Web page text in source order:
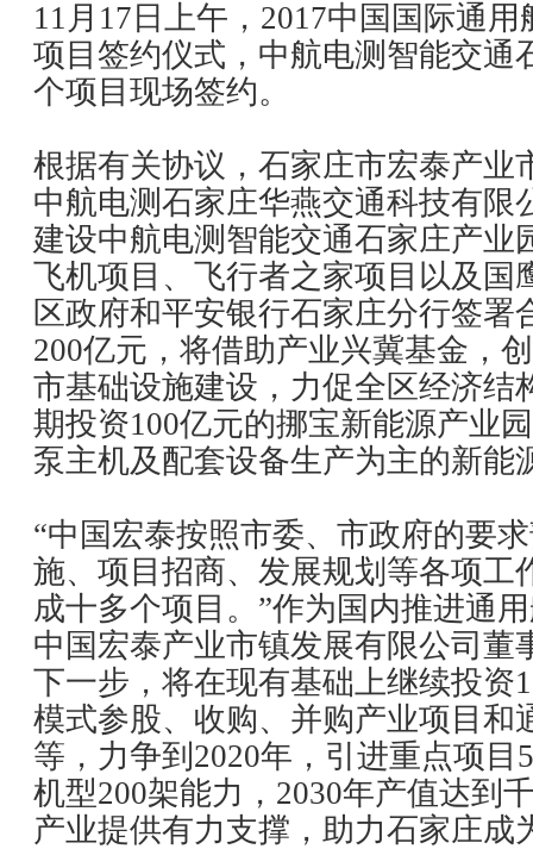
11月17日上午，2017中国国际通
项目签约仪式，中航电测智能交通
个项目现场签约。
根据有关协议，石家庄市宏泰产业
中航电测石家庄华燕交通科技有限
建设中航电测智能交通石家庄产业
飞机项目、飞行者之家项目以及国
区政府和平安银行石家庄分行签署
200亿元，将借助产业兴冀基金，
市基础设施建设，力促全区经济结
期投资100亿元的挪宝新能源产业
泵主机及配套设备生产为主的新能
“中国宏泰按照市委、市政府的要
施、项目招商、发展规划等各项工
成十多个项目。”作为国内推进通
中国宏泰产业市镇发展有限公司董
下一步，将在现有基础上继续投资
模式参股、收购、并购产业项目和
等，力争到2020年，引进重点项目
机型200架能力，2030年产值达到
产业提供有力支撑，助力石家庄成